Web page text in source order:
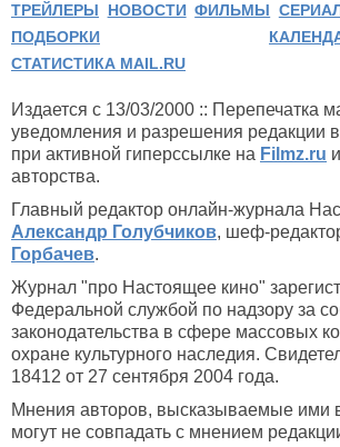
ТРЕЙЛЕРЫ НОВОСТИ ФИЛЬМЫ
ПОДБОРКИ
СТАТИСТИКА MAIL.RU
Издается с 13/03/2000 :: Перепечатка
уведомления и разрешения редакции
при активной гиперссылке на Filmz.ru
авторства.
Главный редактор онлайн-журнала
Александр Голубчиков, шеф-
Горбачев.
Журнал "про Настоящее кино"
Федеральной службой по надзору за
законодательства в сфере массовых
охране культурного наследия.
18412 от 27 сентября 2004 года.
Мнения авторов, высказываемые ими
могут не совпадать с мнением